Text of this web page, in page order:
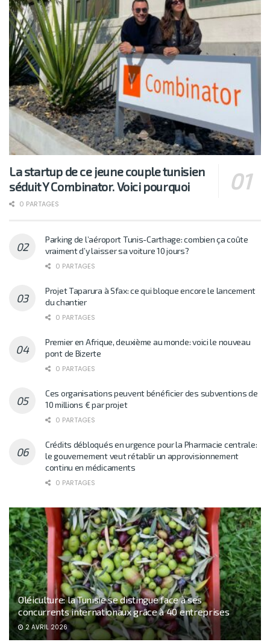
La startup de ce jeune couple tunisien
séduit Y Combinator. Voici pourquoi
0 PARTAGES
Parking de l’aéroport Tunis-Carthage: combien ça coûte
vraiment d’y laisser sa voiture 10 jours?
0 PARTAGES
Projet Taparura à Sfax: ce qui bloque encore le lancement
du chantier
0 PARTAGES
Premier en Afrique, deuxième au monde: voici le nouveau
pont de Bizerte
0 PARTAGES
Ces organisations peuvent bénéficier des subventions de
10 millions € par projet
0 PARTAGES
Crédits débloqués en urgence pour la Pharmacie centrale:
le gouvernement veut rétablir un approvisionnement
continu en médicaments
0 PARTAGES
Oléiculture: la Tunisie se distingue face à ses
concurrents internationaux grâce à 40 entreprises
2 AVRIL 2026